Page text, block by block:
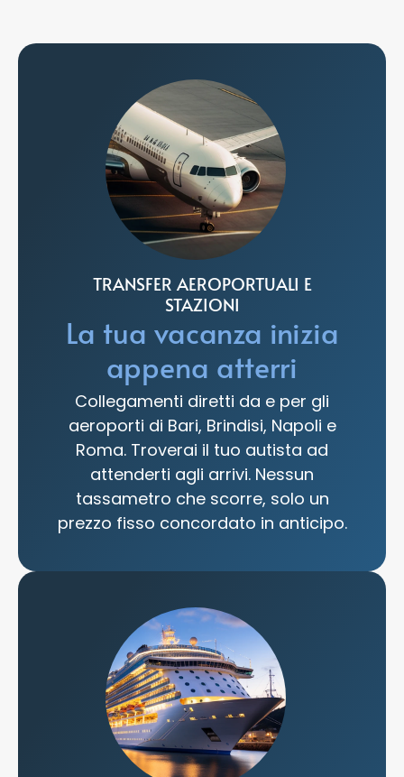
TRANSFER AEROPORTUALI E
STAZIONI
La tua vacanza inizia
appena atterri
Collegamenti diretti da e per gli
aeroporti di Bari, Brindisi, Napoli e
Roma. Troverai il tuo autista ad
attenderti agli arrivi. Nessun
tassametro che scorre, solo un
prezzo fisso concordato in anticipo.